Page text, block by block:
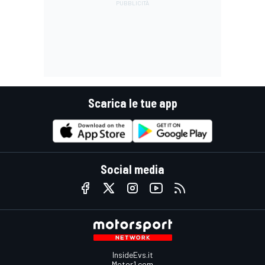
Scarica le tue app
Social media
InsideEvs.it